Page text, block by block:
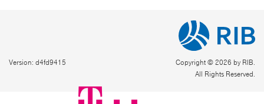
Version: d4fd9415
Copyright © 2026 by RIB.
All Rights Reserved.